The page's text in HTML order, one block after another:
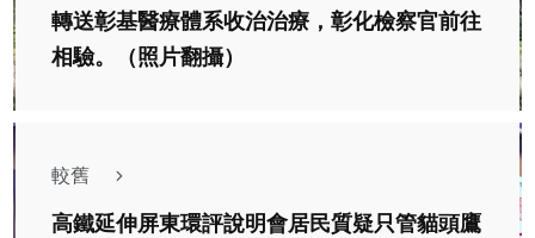
轉送彰基醫療體系收治治療，彰化檢察官前往
相驗。（照片翻攝）
較舊
高鐵延伸屏東環評說明會居民質疑只管貓頭鷹